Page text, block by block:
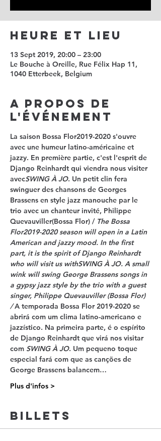
Heure et Lieu
13 Sept 2019, 20:00 – 23:00
Le Bouche à Oreille, Rue Félix Hap 11,
1040 Etterbeek, Belgium
A propos de
l'événement
La saison Bossa Flor2019-2020 s'ouvre
avec une humeur latino-américaine et
jazzy. En première partie, c'est l'esprit de
Django Reinhardt qui viendra nous visiter
avecSWING À JO. Un petit clin fera
swinguer des chansons de Georges
Brassens en style jazz manouche par le
trio avec un chanteur invité, Philippe
Quevauviller(Bossa Flor) / The Bossa
Flor2019-2020 season will open in a Latin
American and jazzy mood. In the first
part, it is the spirit of Django Reinhardt
who will visit us withSWING À JO. A small
wink will swing George Brassens songs in
a gypsy jazz style by the trio with a guest
singer, Philippe Quevauviller (Bossa Flor)
/ A temporada Bossa Flor 2019-2020 se
abrirá com um clima latino-americano e
jazzístico. Na primeira parte, é o espírito
de Django Reinhardt que virá nos visitar
com SWING À JO. Um pequeno toque
especial fará com que as canções de
George Brassens balancem…
Plus d'infos >
Billets